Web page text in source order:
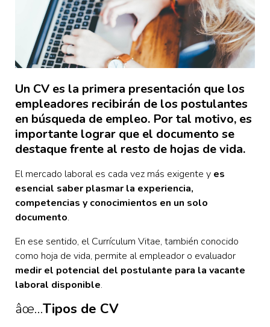
Un CV es la primera presentación que los
empleadores recibirán de los postulantes
en búsqueda de empleo. Por tal motivo, es
importante lograr que el documento se
destaque frente al resto de hojas de vida.
El mercado laboral es cada vez más exigente y es
esencial saber plasmar la experiencia,
competencias y conocimientos en un solo
documento.
En ese sentido, el Currículum Vitae, también conocido
como hoja de vida, permite al empleador o evaluador
medir el potencial del postulante para la vacante
laboral disponible.
âœ…Tipos de CV